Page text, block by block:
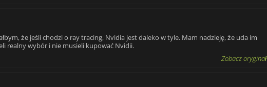
że jeśli chodzi o ray tracing, Nvidia jest daleko w tyle. Mam nadzieję, że uda im
realny wybór i nie musieli kupować Nvidii.
Zobacz oryginał